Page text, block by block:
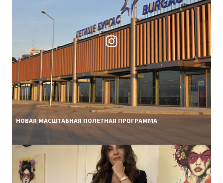
НОВАЯ МАСШТАБНАЯ ПОЛЕТНАЯ ПРОГРАММА